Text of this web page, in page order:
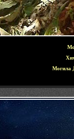
Могила